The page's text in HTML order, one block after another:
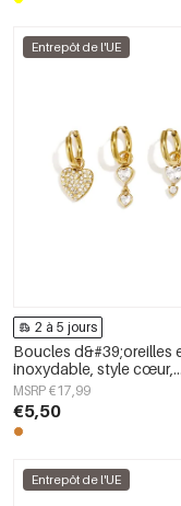
Entrepôt de l'UE
2 à 5 jours
Boucles d&#39;oreilles
inoxydable, style cœur,
collection simple, bijoux
femmes
MSRP €17,99
€5,50
Entrepôt de l'UE